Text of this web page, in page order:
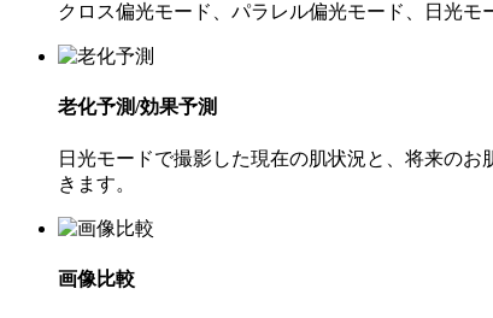
クロス偏光モード、パラレル偏光モード、日光モ
老化予測/効果予測
日光モードで撮影した現在の肌状況と、将来の
きます。
画像比較